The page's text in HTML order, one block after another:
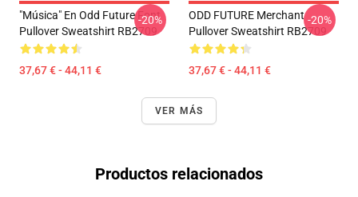
"Música" En Odd Future Font
Pullover Sweatshirt RB2709
37,67 € - 44,11 €
-20%
ODD FUTURE Merchant
Pullover Sweatshirt RB2709
37,67 € - 44,11 €
-20%
VER MÁS
Productos relacionados